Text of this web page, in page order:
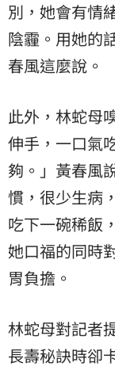
別，她會有情
陰霾。用她的
春風這麼說。
此外，林蛇母
伸手，一口氣
夠。」黃春風
慣，很少生病
吃下一碗稀飯
她口福的同時
胃負擔。
林蛇母對記者
長壽秘訣時卻